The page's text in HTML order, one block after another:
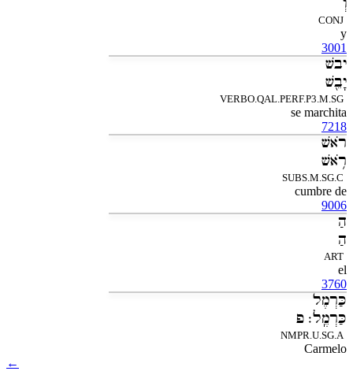
וְ
CONJ
y
3001
יבשׁ
יָבֵ֖שׁ
VERBO.QAL.PERF.P3.M.SG
se marchita
7218
רֹאשׁ
רֹ֥אשׁ
SUBS.M.SG.C
cumbre de
9006
הַ
הַ
ART
el
3760
כַּרְמֶל
כַּרְמֶֽל׃ פ
NMPR.U.SG.A
Carmelo
←